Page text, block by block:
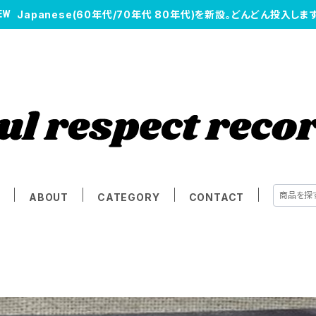
Japanese(60年代/70年代 80年代)を新設。どんどん投入します
ABOUT CATEGORY CONTACT